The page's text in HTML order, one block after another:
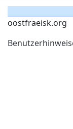
oostfraeisk.org